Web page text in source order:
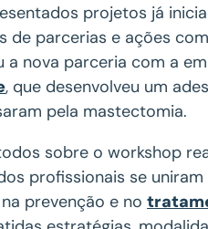
projetos já
de parcerias e ações
nova parceria com a
, que desenvolveu um
pela mastectomia.
sobre o workshop
profissionais se uniram
prevenção e no